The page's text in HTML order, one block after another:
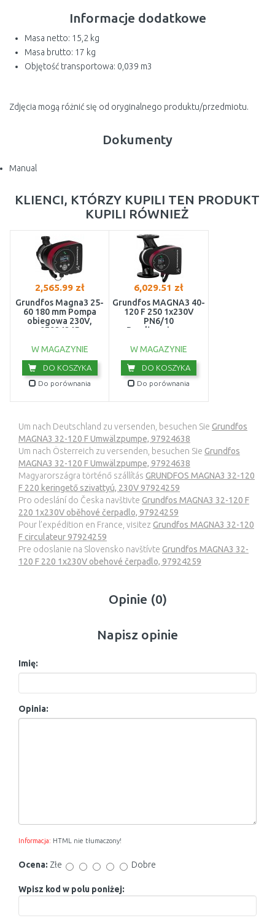
Informacje dodatkowe
Masa netto: 15,2 kg
Masa brutto: 17 kg
Objętość transportowa: 0,039 m3
Zdjęcia mogą różnić się od oryginalnego produktu/przedmiotu.
Dokumenty
Manual
KLIENCI, KTÓRZY KUPILI TEN PRODUKT
KUPILI RÓWNIEŻ
2,565.99 zł
Grundfos Magna3 25-
60 180 mm Pompa
obiegowa 230V,
97924245
W MAGAZYNIE
DO KOSZYKA
Do porównania
6,029.51 zł
Grundfos MAGNA3 40-
120 F 250 1x230V
PN6/10
Bezdławnicowa
97924270
W MAGAZYNIE
DO KOSZYKA
Do porównania
Um nach Deutschland zu versenden, besuchen Sie Grundfos
MAGNA3 32-120 F Umwälzpumpe, 97924638
Um nach Österreich zu versenden, besuchen Sie Grundfos
MAGNA3 32-120 F Umwälzpumpe, 97924638
Magyarországra történő szállítás GRUNDFOS MAGNA3 32-120
F 220 keringető szivattyú, 230V 97924259
Pro odeslání do Česka navštivte Grundfos MAGNA3 32-120 F
220 1x230V oběhové čerpadlo, 97924259
Pour l’expédition en France, visitez Grundfos MAGNA3 32-120
F circulateur 97924259
Pre odoslanie na Slovensko navštívte Grundfos MAGNA3 32-
120 F 220 1x230V obehové čerpadlo, 97924259
Opinie (0)
Napisz opinie
Imię:
Opinia:
Informacja: HTML nie tłumaczony!
Ocena: Złe Dobre
Wpisz kod w polu poniżej: